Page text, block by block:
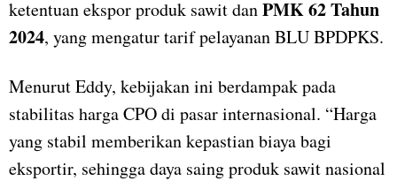
ketentuan ekspor produk sawit danPMK 62 Tahun
2024, yang mengatur tarif pelayanan BLU BPDPKS.
Menurut Eddy, kebijakan ini berdampak pada
stabilitas harga CPO di pasar internasional. “Harga
yang stabil memberikan kepastian biaya bagi
eksportir, sehingga daya saing produk sawit nasional